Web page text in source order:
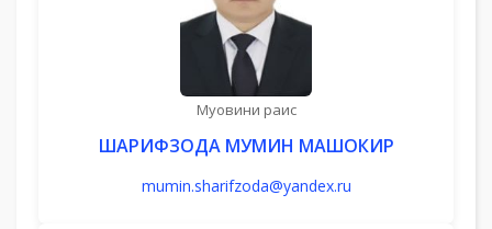
Муовини раис
ШАРИФЗОДА МУМИН МАШОКИР
mumin.sharifzoda@yandex.ru